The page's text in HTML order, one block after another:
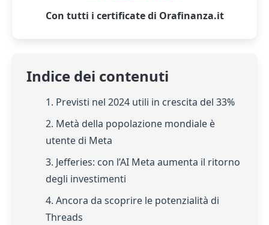
Con tutti i certificate di Orafinanza.it
Indice dei contenuti
1. Previsti nel 2024 utili in crescita del 33%
2. Metà della popolazione mondiale è
utente di Meta
3. Jefferies: con l’AI Meta aumenta il ritorno
degli investimenti
4. Ancora da scoprire le potenzialità di
Threads